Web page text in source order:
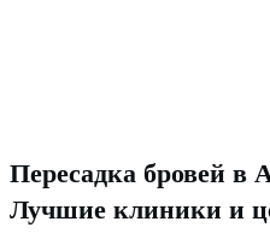
Пересадка бровей в
Лучшие клиники и